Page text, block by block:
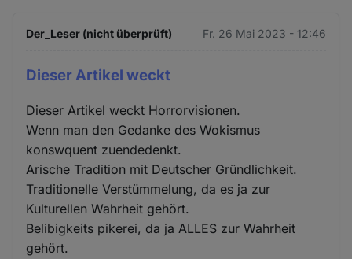
Der_Leser (nicht überprüft) Fr. 26 Mai 2023 - 12:46
Dieser Artikel weckt
Dieser Artikel weckt Horrorvisionen.
Wenn man den Gedanke des Wokismus
konswquent zuendedenkt.
Arische Tradition mit Deutscher Gründlichkeit.
Traditionelle Verstümmelung, da es ja zur
Kulturellen Wahrheit gehört.
Belibigkeits pikerei, da ja ALLES zur Wahrheit
gehört.